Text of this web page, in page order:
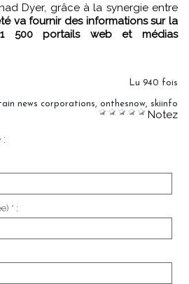
Dyer, grâce à la synergie entre
va fournir des informations sur la
500 portails web et médias
Lu 940 fois
news corporations onthesnow skiinfo
Notez
* :